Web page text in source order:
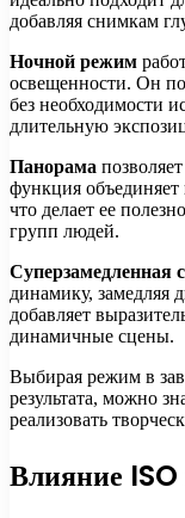
добавляя снимкам
Ночной режим
освещенности. Он
без необходимости
длительную
Панорама
функция объединяет
что делает ее
групп людей.
Суперзамедленная
динамику, замедляя
добавляет
динамичные сцены.
Выбирая режим в
результата, можно
реализовать
Влияние ISO